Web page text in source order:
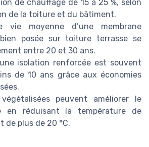
de chauffage de 15 à 25 %, selon
de la toiture et du bâtiment.
vie moyenne d’une membrane
bien posée sur toiture terrasse se
entre 20 et 30 ans.
isolation renforcée est souvent
de 10 ans grâce aux économies
peuvent améliorer le
en réduisant la température de
de plus de 20 °C.